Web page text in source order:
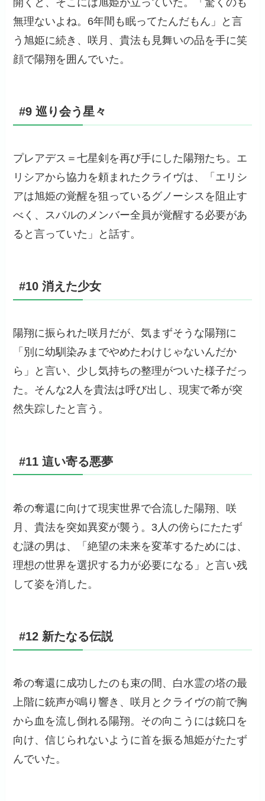
無理ないよね。6年間も眠ってたんだもん」と言
う旭姫に続き、咲月、貴法も見舞いの品を手に笑
顔で陽翔を囲んでいた。
#9 巡り会う星々
プレアデス＝七星剣を再び手にした陽翔たち。エ
リシアから協力を頼まれたクライヴは、「エリシ
アは旭姫の覚醒を狙っているグノーシスを阻止す
べく、スバルのメンバー全員が覚醒する必要があ
ると言っていた」と話す。
#10 消えた少女
陽翔に振られた咲月だが、気まずそうな陽翔に
「別に幼馴染みまでやめたわけじゃないんだか
ら」と言い、少し気持ちの整理がついた様子だっ
た。そんな2人を貴法は呼び出し、現実で希が突
然失踪したと言う。
#11 這い寄る悪夢
希の奪還に向けて現実世界で合流した陽翔、咲
月、貴法を突如異変が襲う。3人の傍らにたたず
む謎の男は、「絶望の未来を変革するためには、
理想の世界を選択する力が必要になる」と言い残
して姿を消した。
#12 新たなる伝説
希の奪還に成功したのも束の間、白水霊の塔の最
上階に銃声が鳴り響き、咲月とクライヴの前で胸
から血を流し倒れる陽翔。その向こうには銃口を
向け、信じられないように首を振る旭姫がたたず
んでいた。